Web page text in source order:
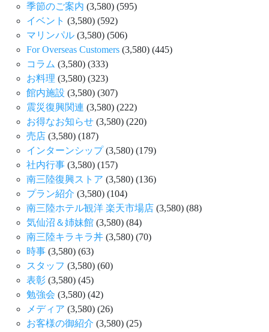
季節のご案内 (3,580) (595)
イベント (3,580) (592)
マリンパル (3,580) (506)
For Overseas Customers (3,580) (445)
コラム (3,580) (333)
お料理 (3,580) (323)
館内施設 (3,580) (307)
震災復興関連 (3,580) (222)
お得なお知らせ (3,580) (220)
売店 (3,580) (187)
インターンシップ(3,580) (179)
社内行事 (3,580) (157)
南三陸復興ストア (3,580) (136)
プラン紹介 (3,580) (104)
南三陸ホテル観洋 楽天市場店 (3,580) (88)
気仙沼＆姉妹館 (3,580) (84)
南三陸キラキラ丼 (3,580) (70)
時事 (3,580) (63)
スタッフ (3,580) (60)
表彰 (3,580) (45)
勉強会 (3,580) (42)
メディア (3,580) (26)
お客様の御紹介 (3,580) (25)